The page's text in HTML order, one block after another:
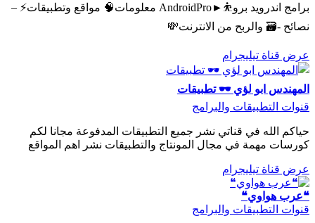
برامج اندرويد برو⛹►AndroidPro معلومات🧠 مواقع وتطبيقات⚡ –
نصائح -🗃 والربح من الانترنت💸
عرض قناة تيليجرام
المهندس ابو لؤي 🕶 تطبيقات
قنوات التطبيقات والبرامج
حياكم الله في قناتي نشر جميع التطبيقات المدفوعة مجانا لكم
كورسات مهمة في مجال المونتاج والتطبيقات نشر اهم المواقع
عرض قناة تيليجرام
❝عرب هواوي❝
قنوات التطبيقات والبرامج